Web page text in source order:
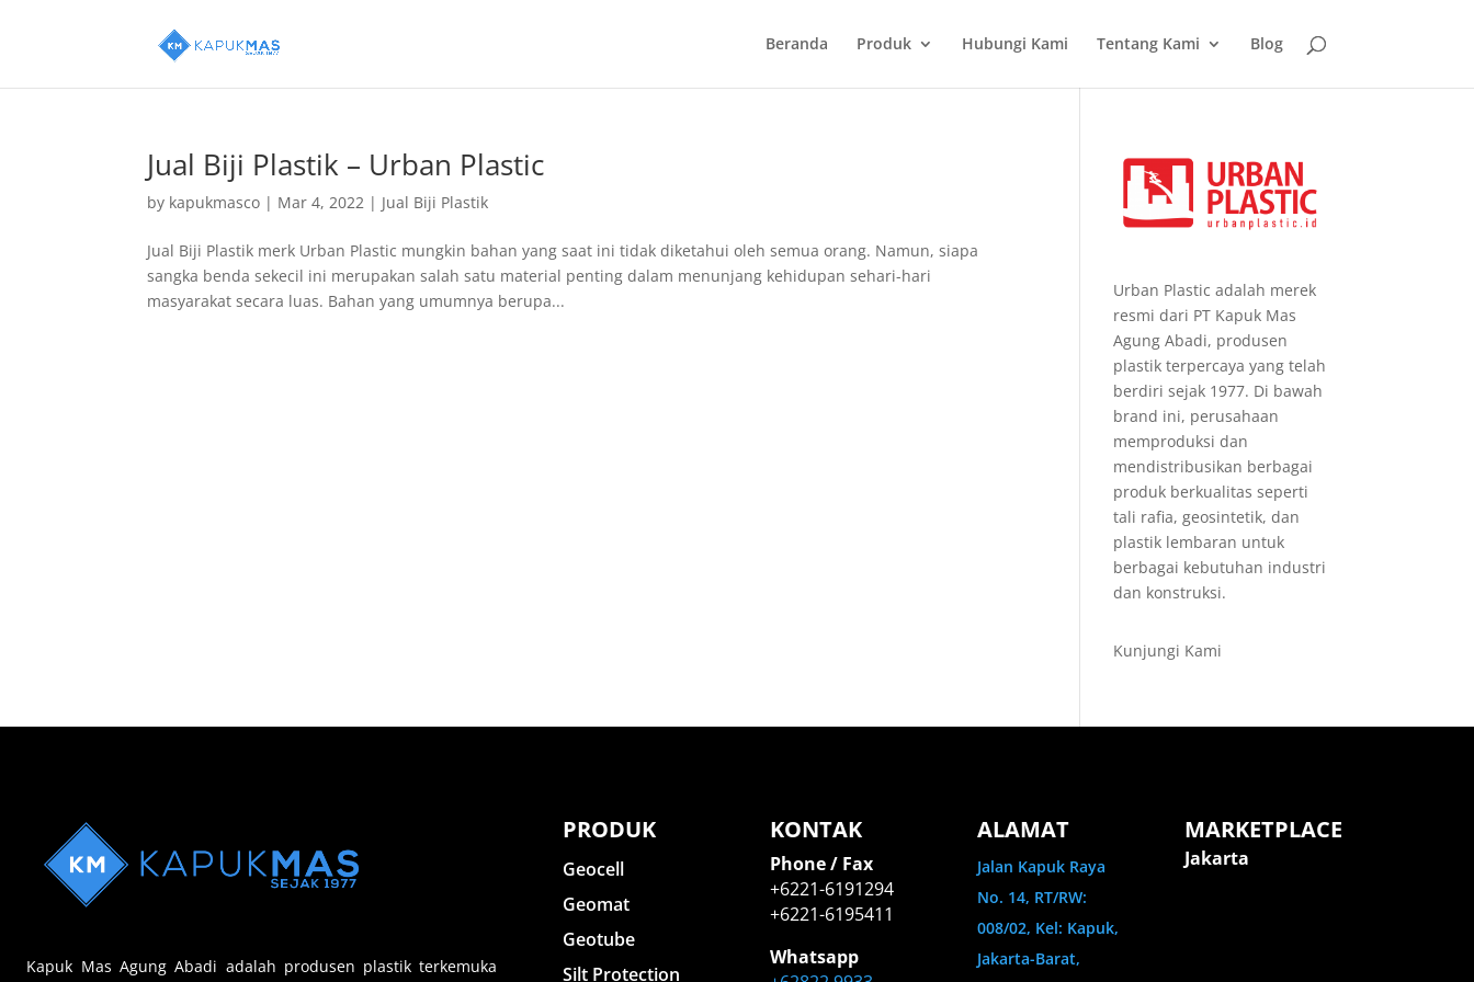
Beranda Produk Hubungi Kami Tentang Kami Blog
Jual Biji Plastik – Urban Plastic
by kapukmasco | Mar 4, 2022 | Jual Biji Plastik
Jual Biji Plastik merk Urban Plastic mungkin bahan yang saat ini tidak diketahui oleh semua orang. Namun, siapa
sangka benda sekecil ini merupakan salah satu material penting dalam menunjang kehidupan sehari-hari
masyarakat secara luas. Bahan yang umumnya berupa...
Urban Plastic adalah merek
resmi dari PT Kapuk Mas
Agung Abadi, produsen
plastik terpercaya yang telah
berdiri sejak 1977. Di bawah
brand ini, perusahaan
memproduksi dan
mendistribusikan berbagai
produk berkualitas seperti
tali rafia, geosintetik, dan
plastik lembaran untuk
berbagai kebutuhan industri
dan konstruksi.
Kunjungi Kami
Kapuk Mas Agung Abadi adalah produsen plastik terkemuka
PRODUK
Geocell
Geomat
Geotube
Silt Protection
KONTAK
Phone / Fax
+6221-6191294
+6221-6195411
Whatsapp
ALAMAT
Jalan Kapuk Raya
No. 14, RT/RW:
008/02, Kel: Kapuk,
Jakarta-Barat,
MARKETPLACE
Jakarta